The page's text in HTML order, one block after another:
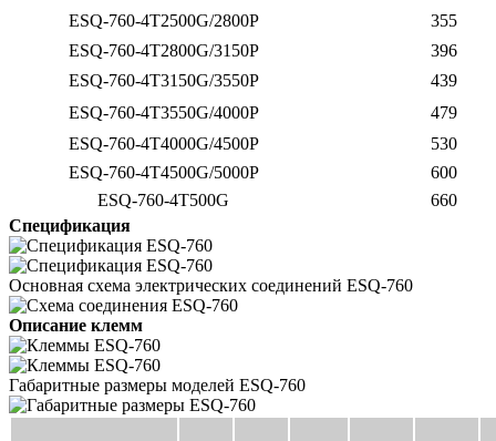
ESQ-760-4T2500G/2800P
355
ESQ-760-4T2800G/3150P
396
ESQ-760-4T3150G/3550P
439
ESQ-760-4T3550G/4000P
479
ESQ-760-4T4000G/4500P
530
ESQ-760-4T4500G/5000P
600
ESQ-760-4T500G
660
Спецификация
Основная схема электрических соединений ESQ-760
Описание клемм
Габаритные размеры моделей ESQ-760